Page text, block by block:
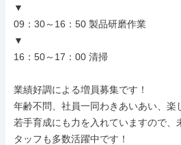
▼
09：30～16：50 製品研磨作業
▼
16：50～17：00 清掃
業績好調による増員募集です！
年齢不問、社員一同わきあいあい、楽
若手育成にも力を入れていますので、
タッフも多数活躍中です！